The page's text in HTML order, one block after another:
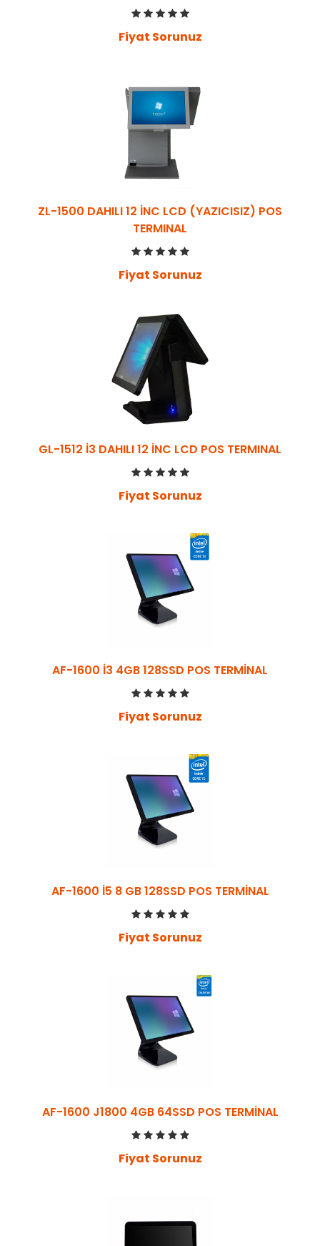
Fiyat Sorunuz
ZL-1500 DAHILI 12 İNC LCD (YAZICISIZ) POS
TERMINAL
Fiyat Sorunuz
GL-1512 İ3 DAHILI 12 İNC LCD POS TERMINAL
Fiyat Sorunuz
AF-1600 İ3 4GB 128SSD POS TERMİNAL
Fiyat Sorunuz
AF-1600 İ5 8 GB 128SSD POS TERMİNAL
Fiyat Sorunuz
AF-1600 J1800 4GB 64SSD POS TERMİNAL
Fiyat Sorunuz